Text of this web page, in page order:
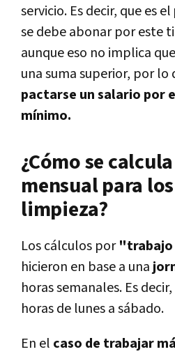
servicio. Es decir, que es el
se debe abonar por este
aunque eso no implica
una suma superior, por lo
pactarse un salario por
mínimo.
¿Cómo se
mensual para
limpieza?
Los cálculos por"trabajo
hicieron en base a una
horas semanales. Es
horas de lunes a sábado.
En el caso de trabajar